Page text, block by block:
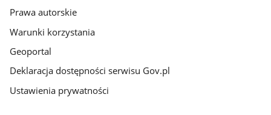
Prawa autorskie
Warunki korzystania
Geoportal
Deklaracja dostępności serwisu Gov.pl
Ustawienia prywatności